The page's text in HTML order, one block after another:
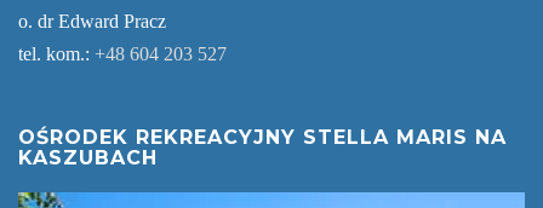
o. dr Edward Pracz
tel. kom.: +48 604 203 527
OŚRODEK REKREACYJNY STELLA MARIS NA
KASZUBACH